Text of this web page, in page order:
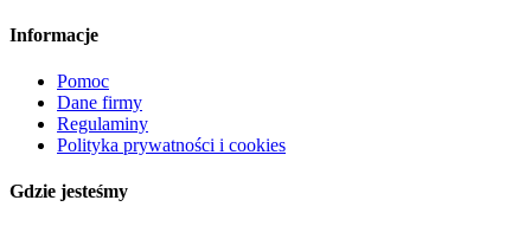
Informacje
Pomoc
Dane firmy
Regulaminy
Polityka prywatności i cookies
Gdzie jesteśmy